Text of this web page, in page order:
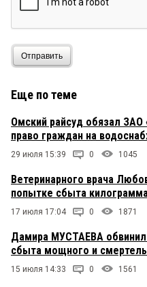
Отправить
Еще по теме
Омский райсуд обязал
право граждан на
29 июля 15:39 0 1045
Ветеринарного врача
попытке сбыта
17 июля 17:04 0 1871
Дамира МУСТАЕВА
сбыта мощного и
15 июля 14:33 0 1561